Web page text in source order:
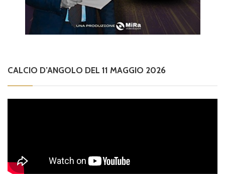
CALCIO D’ANGOLO DEL 11 MAGGIO 2026